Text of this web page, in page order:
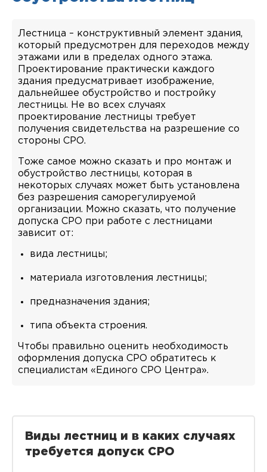
Лестница – конструктивный элемент здания,
который предусмотрен для переходов между
этажами или в пределах одного этажа.
Проектирование практически каждого
здания предусматривает изображение,
дальнейшее обустройство и постройку
лестницы. Не во всех случаях
проектирование лестницы требует
получения свидетельства на разрешение со
стороны СРО.
Тоже самое можно сказать и про монтаж и
обустройство лестницы, которая в
некоторых случаях может быть установлена
без разрешения саморегулируемой
организации. Можно сказать, что получение
допуска СРО при работе с лестницами
зависит от:
вида лестницы;
материала изготовления лестницы;
предназначения здания;
типа объекта строения.
Чтобы правильно оценить необходимость
оформления допуска СРО обратитесь к
специалистам «Единого СРО Центра».
Виды лестниц и в каких случаях
требуется допуск СРО